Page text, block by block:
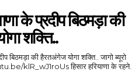
के प्रदीप बिठमड़ा की
शक्ति..
की हैरतअंगेज योगा शक्ति.. जागो ब्यूरो
रिपोर्ट: https://youtu.be/klR_wJ1roUs हिसार हरियाणा के रहने...